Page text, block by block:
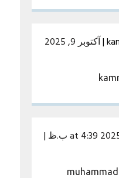
|
آکتوبر 9, 2025
|